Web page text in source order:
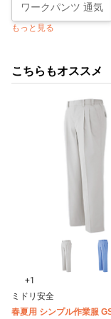
ワークパンツ 通気
もっと見る
こちらもオススメ
+1
ミドリ安全
春夏用 シンプル作業服